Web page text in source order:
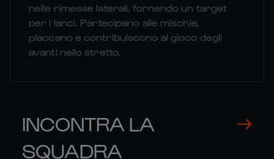
nelle rimesse laterali, fornendo un target
per i lanci. Partecipano alle mischie,
placcano e contribuiscono al gioco degli
avanti nello stretto.
INCONTRA LA
SQUADRA